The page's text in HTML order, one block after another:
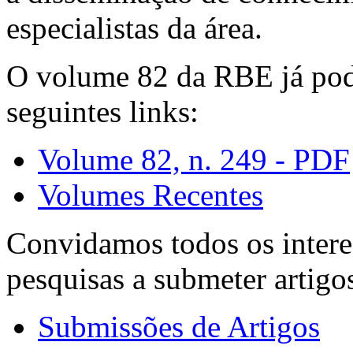
especialistas da área.
O volume 82 da RBE já
seguintes links:
Volume 82, n. 249 - PDF
Volumes Recentes
Convidamos todos os
pesquisas a submeter
Submissões de Artigos